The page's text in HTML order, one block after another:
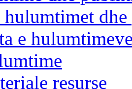
hulumtimet
e
resurse